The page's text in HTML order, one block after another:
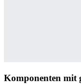
Komponenten mit